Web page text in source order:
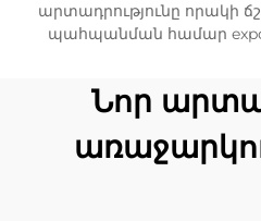
արտադրությունը որակի
պահպանման համար
Նոր